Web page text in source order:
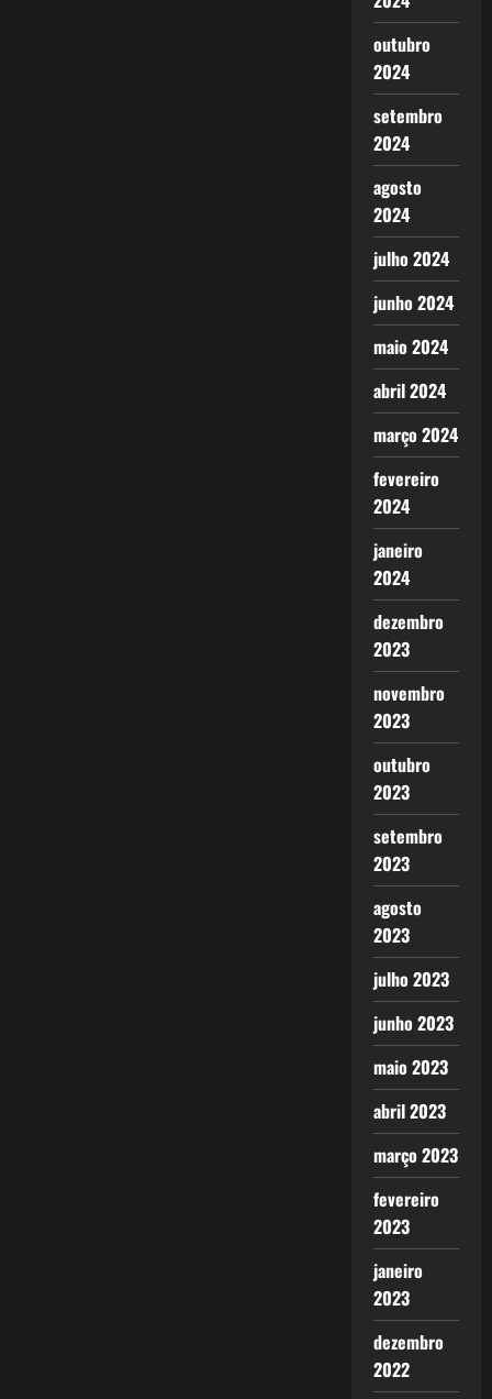
outubro
2024
setembro
2024
agosto
2024
julho 2024
junho 2024
maio 2024
abril 2024
março 2024
fevereiro
2024
janeiro
2024
dezembro
2023
novembro
2023
outubro
2023
setembro
2023
agosto
2023
julho 2023
junho 2023
maio 2023
abril 2023
março 2023
fevereiro
2023
janeiro
2023
dezembro
2022